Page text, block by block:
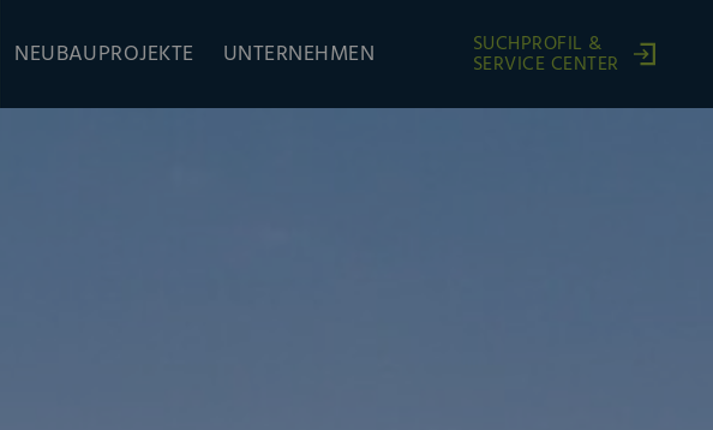
NEUBAUPROJEKTE UNTERNEHMEN SUCHPROFIL &
SERVICE CENTER